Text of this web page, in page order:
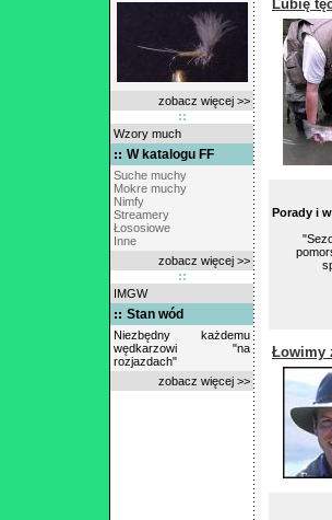
zobacz więcej >>
Wzory much
W katalogu FF
Suche muchy
Mokre muchy
Nimfy
Streamery
Łososiowe
Inne
zobacz więcej >>
IMGW
Stan wód
Niezbędny każdemu
wędkarzowi "na
rozjazdach"
zobacz więcej >>
Lubię
Porady i
Łowimy